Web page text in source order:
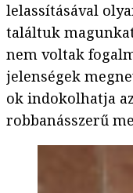
lelassításával
találtuk
nem voltak
jelenségek
ok indokolhatja
robbanásszerű